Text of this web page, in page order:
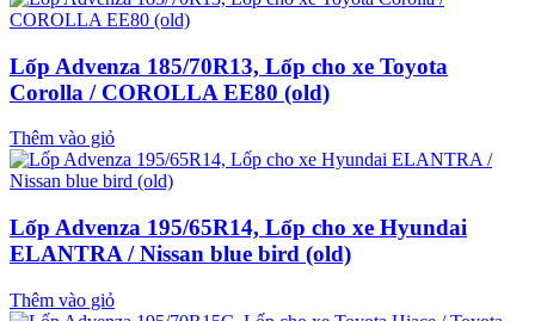
Lốp Advenza 185/70R13, Lốp cho xe Toyota
Corolla / COROLLA EE80 (old)
Thêm vào giỏ
Lốp Advenza 195/65R14, Lốp cho xe Hyundai
ELANTRA / Nissan blue bird (old)
Thêm vào giỏ